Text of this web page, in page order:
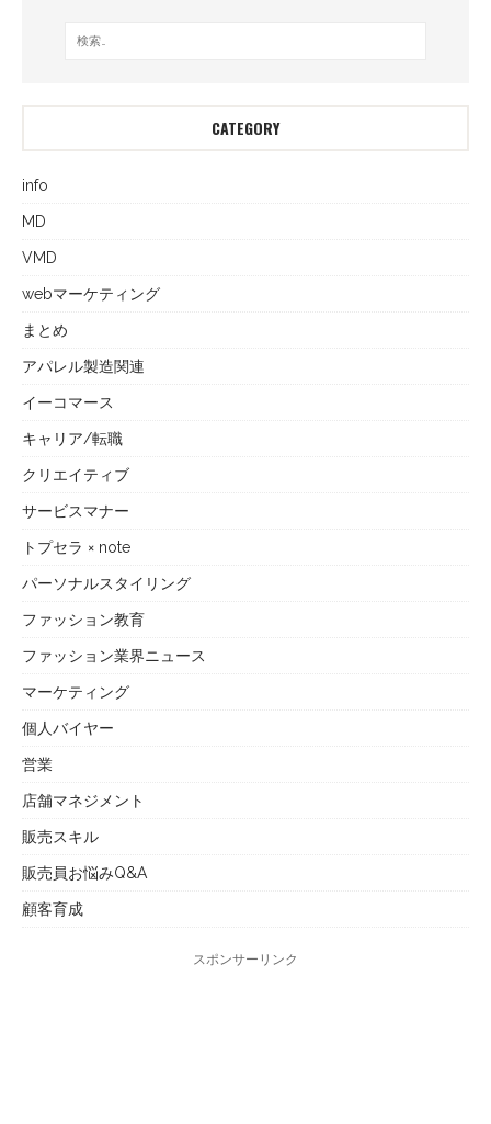
CATEGORY
info
MD
VMD
webマーケティング
まとめ
アパレル製造関連
イーコマース
キャリア/転職
クリエイティブ
サービスマナー
トプセラ × note
パーソナルスタイリング
ファッション教育
ファッション業界ニュース
マーケティング
個人バイヤー
営業
店舗マネジメント
販売スキル
販売員お悩みQ&A
顧客育成
スポンサーリンク